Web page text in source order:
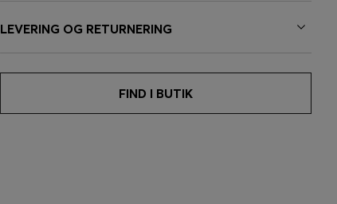
LEVERING OG RETURNERING
FIND I BUTIK